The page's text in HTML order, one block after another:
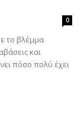
0
το βλέμμα
και
πόσο πολύ έχει